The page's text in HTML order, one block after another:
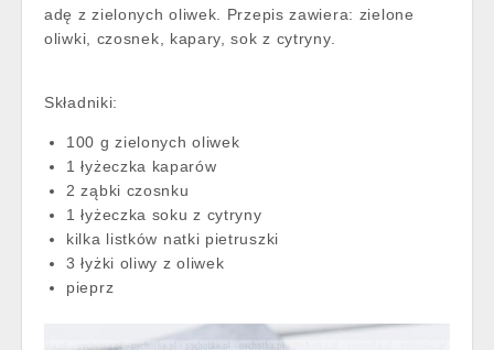
adę z zielonych oliwek. Przepis zawiera: zielone
oliwki, czosnek, kapary, sok z cytryny.
Składniki:
100 g zielonych oliwek
1 łyżeczka kaparów
2 ząbki czosnku
1 łyżeczka soku z cytryny
kilka listków natki pietruszki
3 łyżki oliwy z oliwek
pieprz